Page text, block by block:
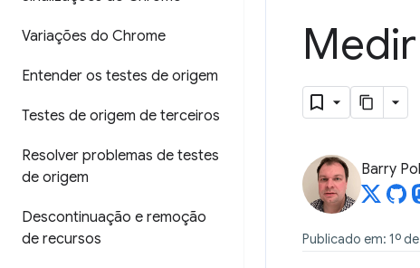
Variações do Chrome
Entender os testes de origem
Testes de origem de terceiros
Resolver problemas de testes
de origem
Descontinuação e remoção
de recursos
Barry
Publicado em: 1º